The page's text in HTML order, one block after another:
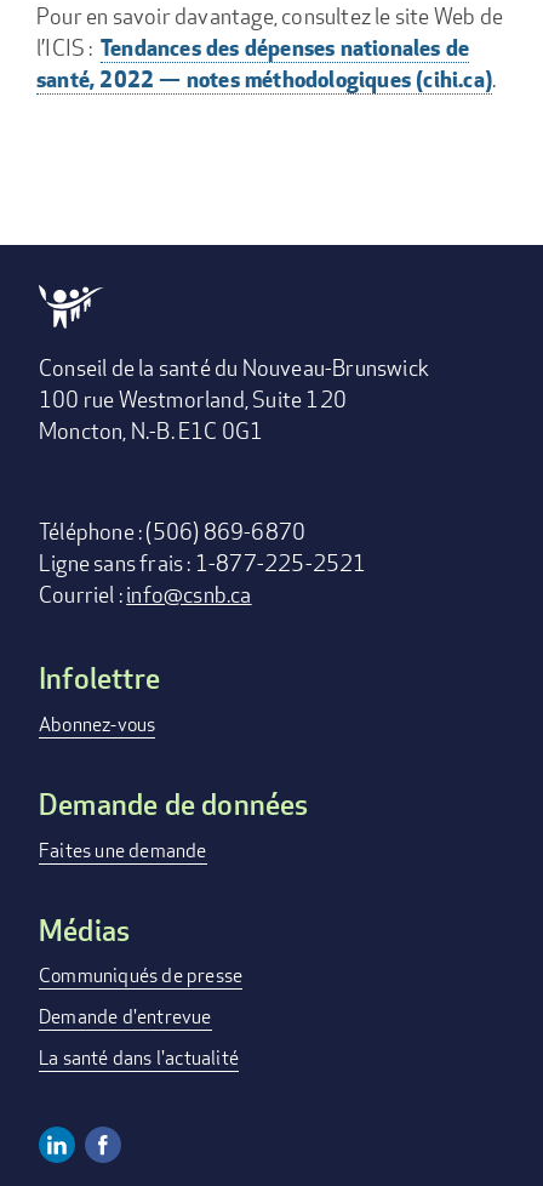
Pour en savoir davantage, consultez le site Web de
l’ICIS :Tendances des dépenses nationales de
santé, 2022 — notes méthodologiques (cihi.ca).
Conseil de la santé du Nouveau-Brunswick
100 rue Westmorland, Suite 120
Moncton, N.-B. E1C 0G1
Téléphone : (506) 869-6870
Ligne sans frais : 1-877-225-2521
Courriel :info@csnb.ca
Footer
menu
Infolettre
Abonnez-vous
Demande de données
Faites une demande
Médias
Communiqués de presse
Demande d'entrevue
La santé dans l'actualité
Linkedin